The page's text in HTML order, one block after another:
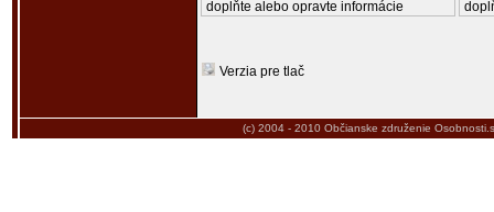
doplňte alebo opravte informácie
Verzia pre tlač
(c) 2004 - 2010 Občianske združenie